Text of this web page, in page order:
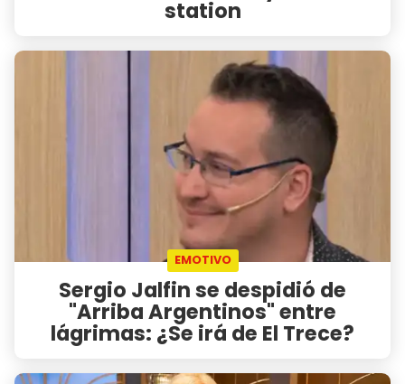
station
EMOTIVO
Sergio Jalfin se despidió de
"Arriba Argentinos" entre
lágrimas: ¿Se irá de El Trece?